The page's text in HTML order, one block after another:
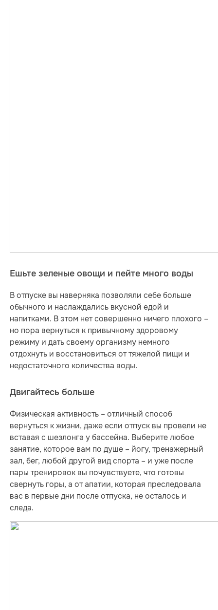
Ешьте зеленые овощи и пейте много воды
В отпуске вы наверняка позволяли себе больше
обычного и наслаждались вкусной едой и
напитками. В этом нет совершенно ничего плохого –
но пора вернуться к привычному здоровому
режиму и дать своему организму немного
отдохнуть и восстановиться от тяжелой пищи и
недостаточного количества воды.
Двигайтесь больше
Физическая активность – отличный способ
вернуться к жизни, даже если отпуск вы провели не
вставая с шезлонга у бассейна. Выберите любое
занятие, которое вам по душе – йогу, тренажерный
зал, бег, любой другой вид спорта – и уже после
пары тренировок вы почувствуете, что готовы
свернуть горы, а от апатии, которая преследовала
вас в первые дни после отпуска, не осталось и
следа.